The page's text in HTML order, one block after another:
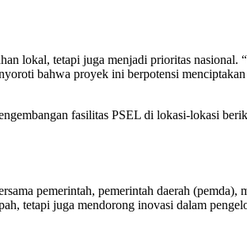
lokal, tetapi juga menjadi prioritas nasional.
bahwa proyek ini berpotensi
fasilitas PSEL di lokasi-lokasi
pemerintah, pemerintah daerah (pemda),
tetapi juga mendorong inovasi dalam